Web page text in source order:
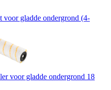
gladde ondergrond (4-
voor gladde ondergrond 18